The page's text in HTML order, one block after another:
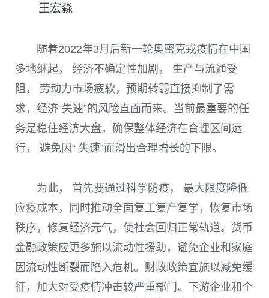
王宏淼
随着2022年3月后新一轮奥密克戎疫情在中国
多地继起， 经济不确定性加剧， 生产与流通受
阻， 劳动力市场疲软，预期转弱直接抑制了需
求，经济“失速”的风险直面而来。当前最重要的任
务是稳住经济大盘，确保整体经济在合理区间运
行， 避免因“ 失速”而滑出合理增长的下限。
为此， 首先要通过科学防疫， 最大限度降低
应疫成本，同时推动全面复工复产复学，恢复市场
秩序，修复经济元气，使社会回归正常轨道。货币
金融政策应更多施以流动性援助，避免企业和家庭
因流动性断裂而陷入危机。财政政策宜施以减免缓
征，加大对受疫情冲击较严重部门、下游企业和个